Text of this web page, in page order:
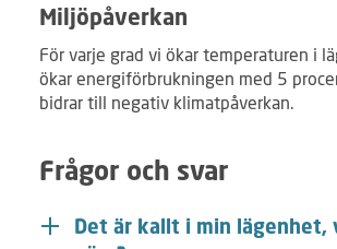
Miljöpåverkan
För varje grad vi ökar temperaturen i
ökar energiförbrukningen med 5
bidrar till negativ klimatpåverkan.
Frågor och svar
Det är kallt i min lägenhet,